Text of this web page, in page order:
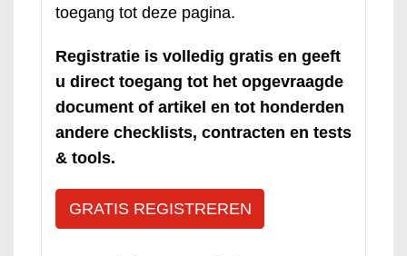
toegang tot deze pagina.
Registratie is volledig gratis en geeft
u direct toegang tot het opgevraagde
document of artikel en tot honderden
andere checklists, contracten en tests
& tools.
GRATIS REGISTREREN